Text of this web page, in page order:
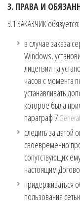
3. ПРАВА И
3.1 ЗАКАЗЧИК обязуется:
в случае заказа
Windows,
лицензии на
часов с момента
устанавливать
которое была
параграф 7
следить за датой
своевременно
сопутствующих
настоящим
придерживаться
пользования